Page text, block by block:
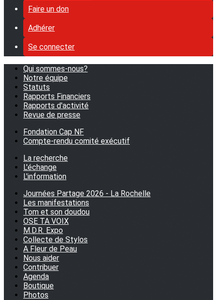
Faire un don
Adhérer
Se connecter
Qui sommes-nous?
Notre équipe
Statuts
Rapports Financiers
Rapports d'activité
Revue de presse
Fondation Cap NF
Compte-rendu comité exécutif
La recherche
L'échange
L'information
Journées Partage 2026 - La Rochelle
Les manifestations
Tom et son doudou
OSE TA VOIX
M.D.R. Expo
Collecte de Stylos
A Fleur de Peau
Nous aider
Contribuer
Agenda
Boutique
Photos